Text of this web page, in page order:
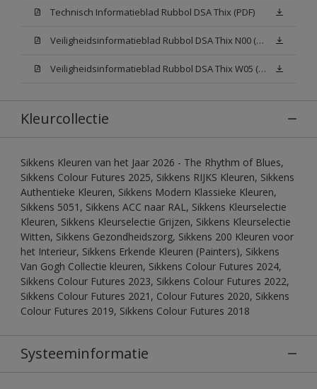
Technisch Informatieblad Rubbol DSA Thix (PDF)
Veiligheidsinformatieblad Rubbol DSA Thix N00 (MSDS)
Veiligheidsinformatieblad Rubbol DSA Thix W05 (MSDS)
Kleurcollectie
Sikkens Kleuren van het Jaar 2026 - The Rhythm of Blues,
Sikkens Colour Futures 2025, Sikkens RIJKS Kleuren, Sikkens
Authentieke Kleuren, Sikkens Modern Klassieke Kleuren,
Sikkens 5051, Sikkens ACC naar RAL, Sikkens Kleurselectie
Kleuren, Sikkens Kleurselectie Grijzen, Sikkens Kleurselectie
Witten, Sikkens Gezondheidszorg, Sikkens 200 Kleuren voor
het Interieur, Sikkens Erkende Kleuren (Painters), Sikkens
Van Gogh Collectie kleuren, Sikkens Colour Futures 2024,
Sikkens Colour Futures 2023, Sikkens Colour Futures 2022,
Sikkens Colour Futures 2021, Colour Futures 2020, Sikkens
Colour Futures 2019, Sikkens Colour Futures 2018
Systeeminformatie